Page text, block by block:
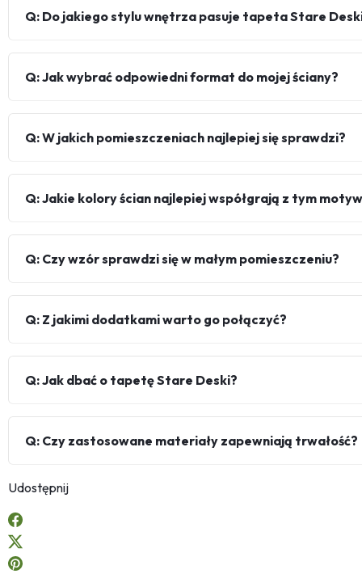
Q: Do jakiego stylu wnętrza pasuje tapeta Stare
Q: Jak wybrać odpowiedni format do mojej ściany?
Q: W jakich pomieszczeniach najlepiej się sprawdzi?
Q: Jakie kolory ścian najlepiej współgrają z tym
Q: Czy wzór sprawdzi się w małym pomieszczeniu?
Q: Z jakimi dodatkami warto go połączyć?
Q: Jak dbać o tapetę Stare Deski?
Q: Czy zastosowane materiały zapewniają trwałość?
Udostępnij